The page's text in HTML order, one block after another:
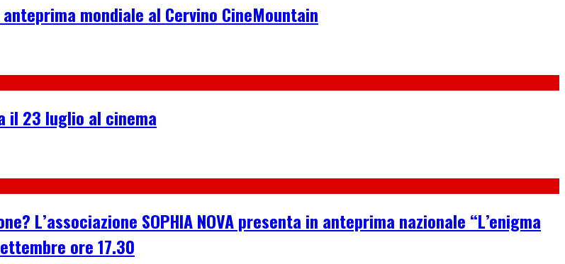
mondiale al Cervino CineMountain
il 23 luglio al cinema
L’associazione SOPHIA NOVA presenta in anteprima nazionale “L’enigma
ore 17.30